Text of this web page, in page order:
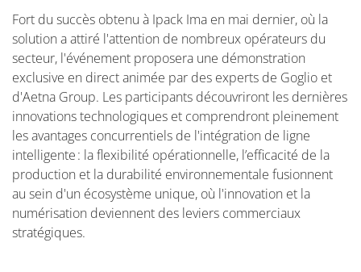
Fort du succès obtenu à Ipack Ima en mai dernier, où la
solution a attiré l'attention de nombreux opérateurs du
secteur, l'événement proposera une démonstration
exclusive en direct animée par des experts de Goglio et
d'Aetna Group. Les participants découvriront les dernières
innovations technologiques et comprendront pleinement
les avantages concurrentiels de l'intégration de ligne
intelligente : la flexibilité opérationnelle, l’efficacité de la
production et la durabilité environnementale fusionnent
au sein d'un écosystème unique, où l'innovation et la
numérisation deviennent des leviers commerciaux
stratégiques.